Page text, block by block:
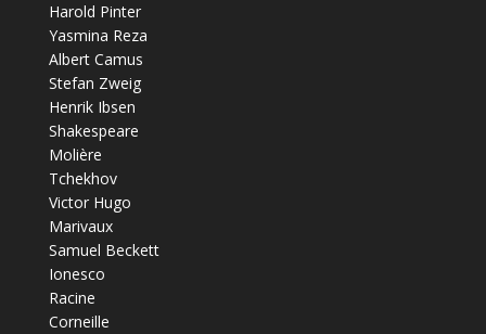
Harold Pinter
Yasmina Reza
Albert Camus
Stefan Zweig
Henrik Ibsen
Shakespeare
Molière
Tchekhov
Victor Hugo
Marivaux
Samuel Beckett
Ionesco
Racine
Corneille